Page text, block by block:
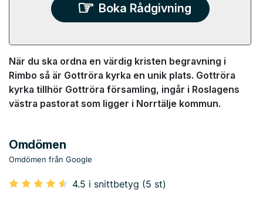
Boka Rådgivning
När du ska ordna en värdig kristen begravning i
Rimbo så är Gottröra kyrka en unik plats. Gottröra
kyrka tillhör Gottröra församling, ingår i Roslagens
västra pastorat som ligger i Norrtälje kommun.
Omdömen
Omdömen från Google
4.5 i snittbetyg (5 st)